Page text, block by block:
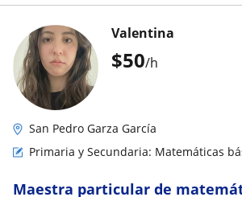
$50/h
Valentina
San Pedro Garza García
Primaria y Secundaria: Matemáticas
Maestra particular de